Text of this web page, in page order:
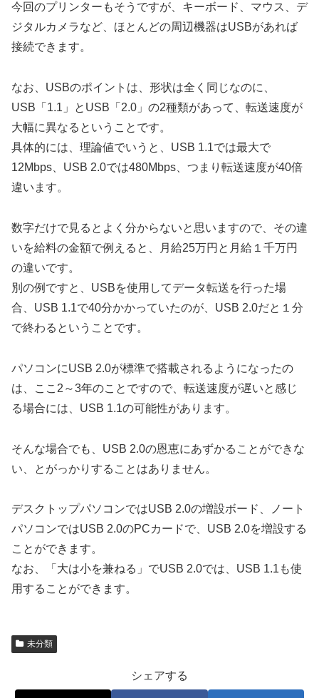
今回のプリンターもそうですが、キーボード、マウス、デ
ジタルカメラなど、ほとんどの周辺機器はUSBがあれば
接続できます。
なお、USBのポイントは、形状は全く同じなのに、
USB「1.1」とUSB「2.0」の2種類があって、転送速度が
大幅に異なるということです。
具体的には、理論値でいうと、USB 1.1では最大で
12Mbps、USB 2.0では480Mbps、つまり転送速度が40倍
違います。
数字だけで見るとよく分からないと思いますので、その違
いを給料の金額で例えると、月給25万円と月給１千万円
の違いです。
別の例ですと、USBを使用してデータ転送を行った場
合、USB 1.1で40分かかっていたのが、USB 2.0だと１分
で終わるということです。
パソコンにUSB 2.0が標準で搭載されるようになったの
は、ここ2～3年のことですので、転送速度が遅いと感じ
る場合には、USB 1.1の可能性があります。
そんな場合でも、USB 2.0の恩恵にあずかることができな
い、とがっかりすることはありません。
デスクトップパソコンではUSB 2.0の増設ボード、ノート
パソコンではUSB 2.0のPCカードで、USB 2.0を増設する
ことができます。
なお、「大は小を兼ねる」でUSB 2.0では、USB 1.1も使
用することができます。
未分類
シェアする